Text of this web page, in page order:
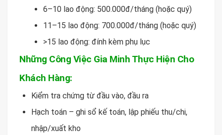
6–10 lao động: 500.000đ/tháng (hoặc quý)
11–15 lao động: 700.000đ/tháng (hoặc quý)
>15 lao động: đính kèm phụ lục
Những Công Việc Gia Minh Thực Hiện Cho
Khách Hàng:
Kiểm tra chứng từ đầu vào, đầu ra
Hạch toán – ghi sổ kế toán, lập phiếu thu/chi,
nhập/xuất kho